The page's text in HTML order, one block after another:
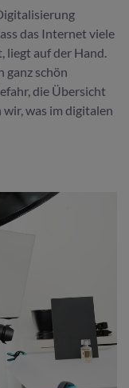
das Internet viele
liegt auf der Hand.
ganz schön
die Übersicht
was im digitalen